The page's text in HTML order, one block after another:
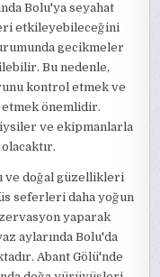
Bolu'ya seyahat
etkileyebileceğini
gecikmeler
Bu nedenle,
kontrol etmek ve
etmek önemlidir.
ve ekipmanlarla
ve doğal güzellikleri
seferleri daha yoğun
yaparak
aylarında Bolu'da
Abant Gölü'nde